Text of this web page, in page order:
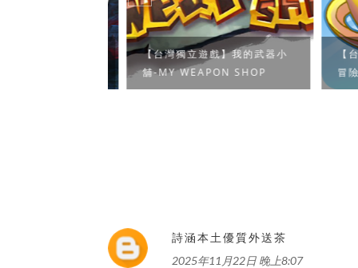
【台灣獨立遊戲】我的武器小
舖-MY WEAPON SHOP
【台
冒險-
詩涵本土優質外送茶
2025年11月22日 晚上8:07